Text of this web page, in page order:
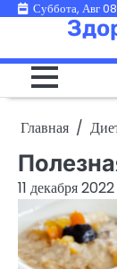
ПерейтиСуббота, Авг
Главная
11 декабря 2022